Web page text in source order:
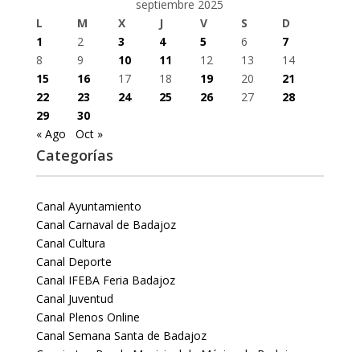
septiembre 2025
L
M X J V S
D
1
2 3 4 5 6
7
8
9 10 11 12 13
14
15
16 17 18 19 20
21
22
23 24 25 26 27
28
29
30
« Ago
Oct »
Categorías
Canal Ayuntamiento
Canal Carnaval de Badajoz
Canal Cultura
Canal Deporte
Canal IFEBA Feria Badajoz
Canal Juventud
Canal Plenos Online
Canal Semana Santa de Badajoz